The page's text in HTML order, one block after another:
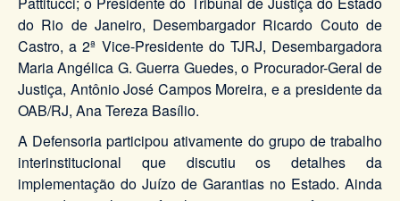
do Rio de Janeiro, Desembargador Ricardo Couto de
Castro, a 2ª Vice-Presidente do TJRJ, Desembargadora
Maria Angélica G. Guerra Guedes, o Procurador-Geral de
Justiça, Antônio José Campos Moreira, e a presidente da
OAB/RJ, Ana Tereza Basílio.
A Defensoria participou ativamente do grupo de trabalho
interinstitucional que discutiu os detalhes da
implementação do Juízo de Garantias no Estado. Ainda